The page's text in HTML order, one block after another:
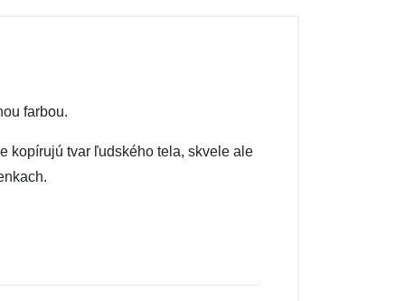
farbou.
kopírujú tvar ľudského tela, skvele ale